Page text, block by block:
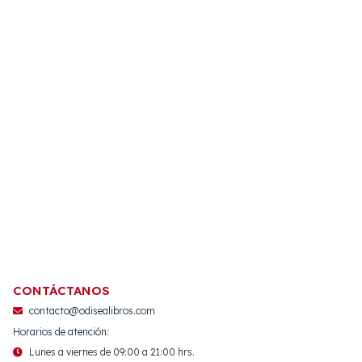
CONTÁCTANOS
contacto@odisealibros.com
Horarios de atención:
Lunes a viernes de 09:00 a 21:00 hrs.